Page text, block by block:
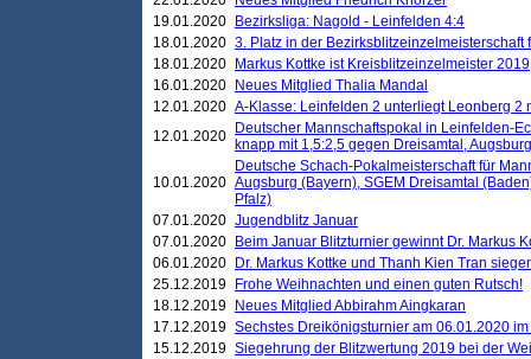
19.01.2020
Bezirksliga: Nagold - Leinfelden 4:4
18.01.2020 3. Platz in der Bezirksblitzeinzelmeisterschaft
18.01.2020
Markus Kottke ist Kreisblitzeinzelmeister 2019
16.01.2020
Neues Mitglied Thalia Mandal
12.01.2020 A-Klasse: Leinfelden 2 unterliegt Leonberg 2
12.01.2020
Deutscher Mannschaftspokal in Leinfelden-
knapp mit 1,5:2,5 gegen Dreisamtal,
10.01.2020
Deutsche Schach-Pokalmeisterschaft für
Augsburg (Bayern), SGEM Dreisamtal
Pfalz)
07.01.2020 Jugendblitz Januar
07.01.2020
Beim Januar Blitzturnier gewinnt Dr. Markus
06.01.2020
Dr. Markus Kottke und Thanh Kien Tran
25.12.2019
Frohe Weihnachten und einen guten Rutsch!
18.12.2019
Neues Mitglied Abbirahm Aingkaran
17.12.2019 Sechstes Dreikönigsturnier am 06.01.2020
15.12.2019 Siegehrung der Blitzwertung 2019 bei der